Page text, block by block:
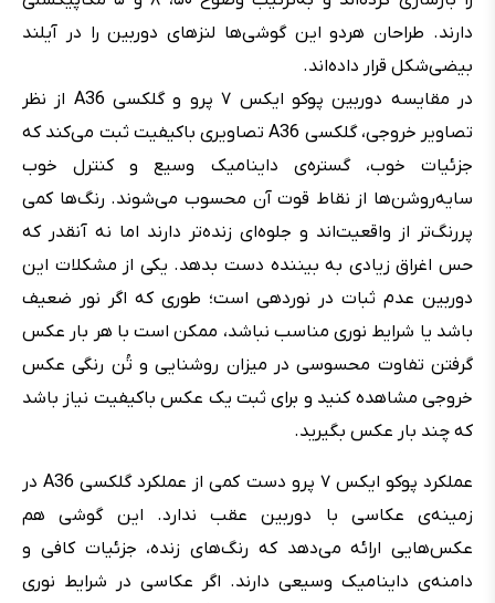
دارند. طراحان هردو این گوشی‌ها لنزهای دوربین را در آیلند
بیضی‌شکل قرار داده‌اند.
در مقایسه دوربین پوکو ایکس ۷ پرو و گلکسی A36 از نظر
تصاویر خروجی، گلکسی A36 تصاویری باکیفیت ثبت می‌کند که
جزئیات خوب، گستره‌ی داینامیک وسیع و کنترل خوب
سایه‌روشن‌ها از نقاط قوت آن محسوب می‌شوند. رنگ‌ها کمی
پررنگ‌تر از واقعیت‌اند و جلوه‌ای زنده‌تر دارند اما نه آنقدر که
حس اغراق زیادی به بیننده دست بدهد. یکی از مشکلات این
دوربین عدم ثبات در نوردهی است؛ طوری که اگر نور ضعیف
باشد یا شرایط نوری مناسب نباشد، ممکن است با هر بار عکس
گرفتن تفاوت محسوسی در میزان روشنایی و تُن رنگی عکس
خروجی مشاهده کنید و برای ثبت یک عکس باکیفیت نیاز باشد
که چند بار عکس بگیرید.
عملکرد پوکو ایکس ۷ پرو دست کمی از عملکرد گلکسی A36 در
زمینه‌ی عکاسی با دوربین عقب ندارد. این گوشی هم
عکس‌هایی ارائه می‌دهد که رنگ‌های زنده، جزئیات کافی و
دامنه‌ی داینامیک وسیعی دارند. اگر عکاسی در شرایط نوری